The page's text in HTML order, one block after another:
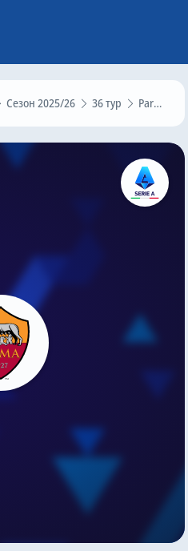
Сезон 2025/26 36 тур Parma – Рома, 10 мая 2026